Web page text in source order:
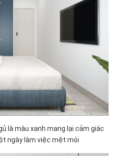
là màu xanh mang lại cảm giác
ngày làm việc mệt mỏi